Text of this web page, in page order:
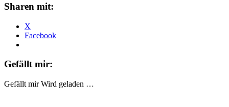
Sharen mit:
X
Facebook
Gefällt mir:
Gefällt mir Wird geladen …